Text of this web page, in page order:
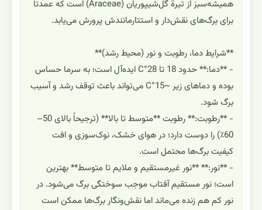
همیشه‌سبز از تیرهٔ گل‌شیپوریان (Araceae) است که عمدتاً
برای برگ‌های نقش‌دار و استتارمانندش پرورش می‌یابد.
**شرایط دما، رطوبت و نور (محیط رشد)**
- **دما:** حدود 18 تا 28°C ایده‌آل است؛ به سرما حساس
بوده و دماهای زیر ~15°C می‌تواند باعث توقف رشد و آسیب
برگ شود.
- **رطوبت:** رطوبت **متوسط تا بالا** (ترجیحاً بالای 50–
60٪) را دوست دارد؛ در هوای خشک، نوک‌سوزی و افت
کیفیت برگ‌ها محتمل است.
- **نور:** **نور غیرمستقیم و ملایم تا متوسط** بهترین
است؛ نور مستقیم آفتاب موجب سوختگی برگ می‌شود. در
نور کم هم زنده می‌ماند اما نقش‌ونگار برگ‌ها ممکن است